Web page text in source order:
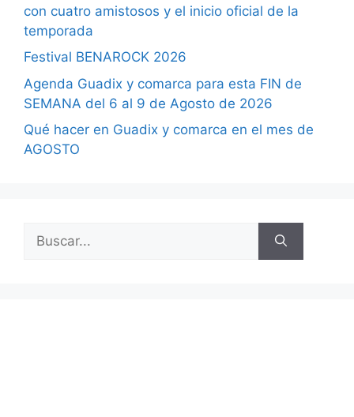
con cuatro amistosos y el inicio oficial de la
temporada
Festival BENAROCK 2026
Agenda Guadix y comarca para esta FIN de
SEMANA del 6 al 9 de Agosto de 2026
Qué hacer en Guadix y comarca en el mes de
AGOSTO
Buscar: